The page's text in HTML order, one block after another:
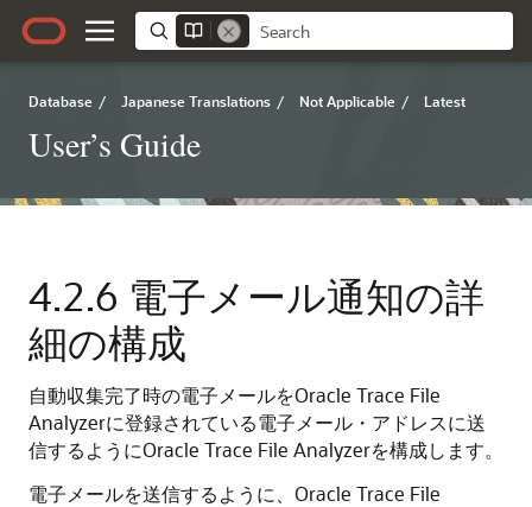
Database / Japanese Translations / Not Applicable / Latest
User’s Guide
4.2.6 電子メール通知の詳
細の構成
自動収集完了時の電子メールをOracle Trace File
Analyzerに登録されている電子メール・アドレスに送
信するようにOracle Trace File Analyzerを構成します。
電子メールを送信するように、Oracle Trace File